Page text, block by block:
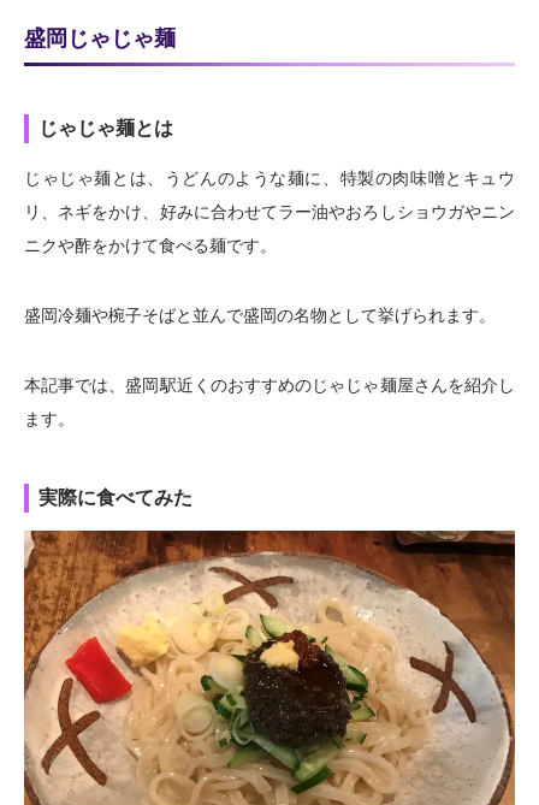
盛岡じゃじゃ麺
じゃじゃ麺とは
じゃじゃ麺とは、うどんのような麺に、特製の肉味噌とキュウ
リ、ネギをかけ、好みに合わせてラー油やおろしショウガやニン
ニクや酢をかけて食べる麺です。
盛岡冷麺や椀子そばと並んで盛岡の名物として挙げられます。
本記事では、盛岡駅近くのおすすめのじゃじゃ麺屋さんを紹介し
ます。
実際に食べてみた